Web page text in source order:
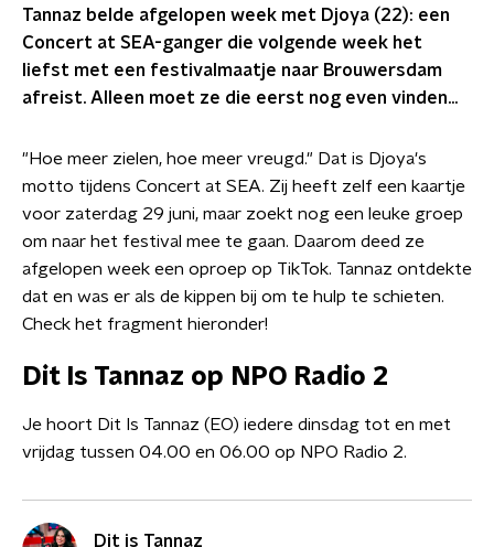
Tannaz belde afgelopen week met Djoya (22): een
Concert at SEA-ganger die volgende week het
liefst met een festivalmaatje naar Brouwersdam
afreist. Alleen moet ze die eerst nog even vinden...
"Hoe meer zielen, hoe meer vreugd." Dat is Djoya's
motto tijdens Concert at SEA. Zij heeft zelf een kaartje
voor zaterdag 29 juni, maar zoekt nog een leuke groep
om naar het festival mee te gaan. Daarom deed ze
afgelopen week een oproep op TikTok. Tannaz ontdekte
dat en was er als de kippen bij om te hulp te schieten.
Check het fragment hieronder!
Dit Is Tannaz op NPO Radio 2
Je hoort Dit Is Tannaz (EO) iedere dinsdag tot en met
vrijdag tussen 04.00 en 06.00 op NPO Radio 2.
Dit is Tannaz